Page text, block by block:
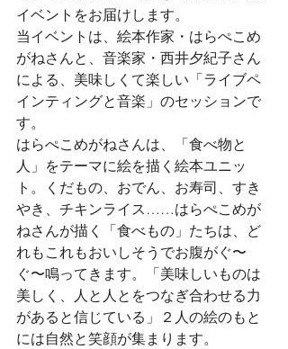
イベントをお届けします。
当イベントは、絵本作家・はらぺこめ
がねさんと、音楽家・西井夕紀子さん
による、美味しくて楽しい「ライブペ
インティングと音楽」のセッションで
す。
はらぺこめがねさんは、「食べ物と
人」をテーマに絵を描く絵本ユニッ
ト。くだもの、おでん、お寿司、すき
やき、チキンライス……はらぺこめが
ねさんが描く「食べもの」たちは、ど
れもこれもおいしそうでお腹がぐ〜
ぐ〜鳴ってきます。「美味しいものは
美しく、人と人とをつなぎ合わせる力
があると信じている」２人の絵のもと
には自然と笑顔が集まります。